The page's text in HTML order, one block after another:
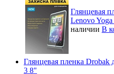
Глянцевая
Lenovo
наличии В
Глянцевая пленка Drobak
3 8"